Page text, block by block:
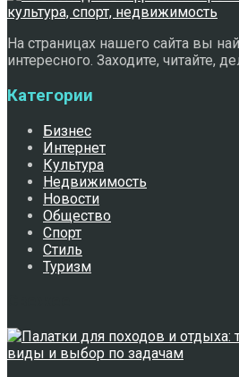
На страницах нашего сайта вы
интересного. Заходите, читайте,
Категории
Бизнес
Интернет
Культура
Недвижимость
Новости
Общество
Спорт
Стиль
Туризм